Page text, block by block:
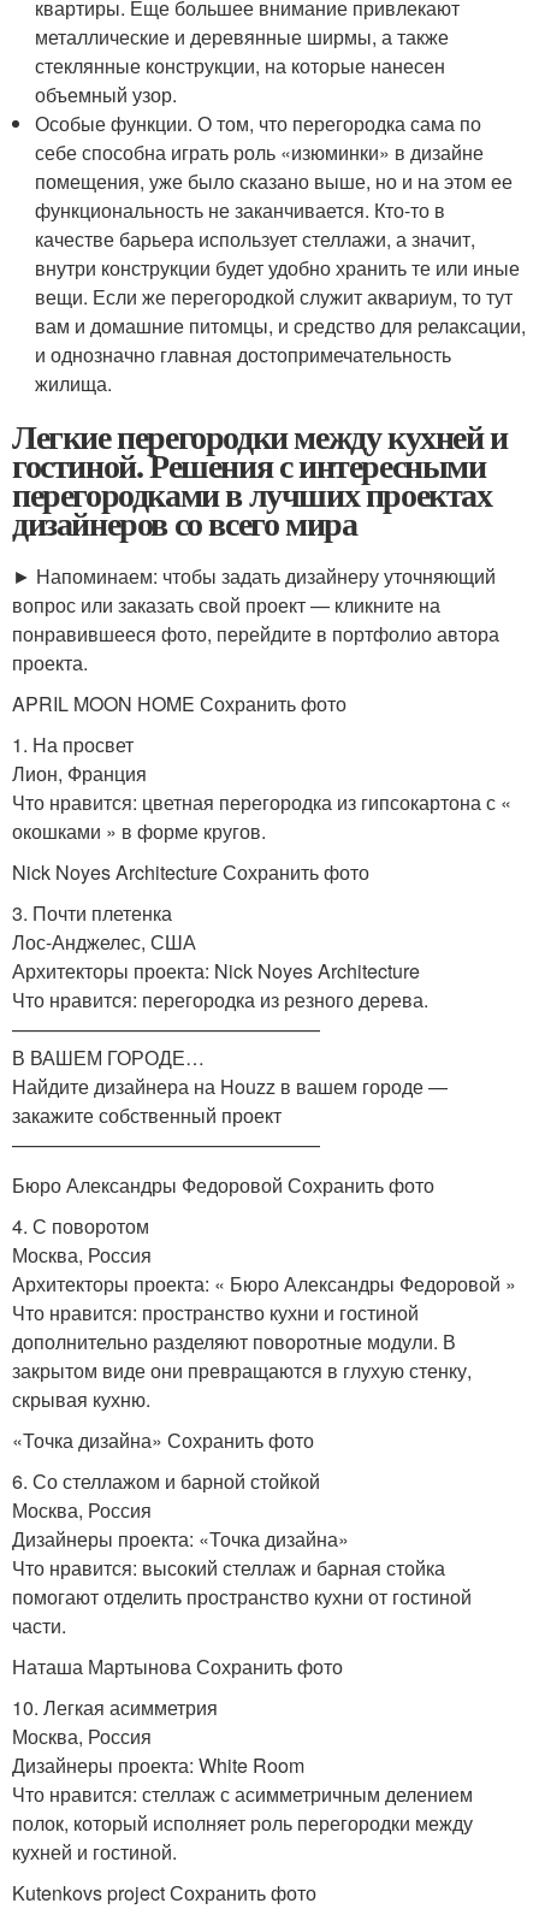
квартиры. Еще большее внимание привлекают
металлические и деревянные ширмы, а также
стеклянные конструкции, на которые нанесен
объемный узор.
Особые функции. О том, что перегородка сама по
себе способна играть роль «изюминки» в дизайне
помещения, уже было сказано выше, но и на этом ее
функциональность не заканчивается. Кто-то в
качестве барьера использует стеллажи, а значит,
внутри конструкции будет удобно хранить те или иные
вещи. Если же перегородкой служит аквариум, то тут
вам и домашние питомцы, и средство для релаксации,
и однозначно главная достопримечательность
жилища.
Легкие перегородки между кухней и
гостиной. Решения с интересными
перегородками в лучших проектах
дизайнеров со всего мира
► Напоминаем: чтобы задать дизайнеру уточняющий
вопрос или заказать свой проект — кликните на
понравившееся фото, перейдите в портфолио автора
проекта.
APRIL MOON HOME Сохранить фото
1. На просвет
Лион, Франция
Что нравится: цветная перегородка из гипсокартона с «
окошками » в форме кругов.
Nick Noyes Architecture Сохранить фото
3. Почти плетенка
Лос-Анджелес, США
Архитекторы проекта: Nick Noyes Architecture
Что нравится: перегородка из резного дерева.
————————————————
В ВАШЕМ ГОРОДЕ…
Найдите дизайнера на Houzz в вашем городе —
закажите собственный проект
————————————————
Бюро Александры Федоровой Сохранить фото
4. С поворотом
Москва, Россия
Архитекторы проекта: « Бюро Александры Федоровой »
Что нравится: пространство кухни и гостиной
дополнительно разделяют поворотные модули. В
закрытом виде они превращаются в глухую стенку,
скрывая кухню.
«Точка дизайна» Сохранить фото
6. Со стеллажом и барной стойкой
Москва, Россия
Дизайнеры проекта: «Точка дизайна»
Что нравится: высокий стеллаж и барная стойка
помогают отделить пространство кухни от гостиной
части.
Наташа Мартынова Сохранить фото
10. Легкая асимметрия
Москва, Россия
Дизайнеры проекта: White Room
Что нравится: стеллаж с асимметричным делением
полок, который исполняет роль перегородки между
кухней и гостиной.
Kutenkovs project Сохранить фото